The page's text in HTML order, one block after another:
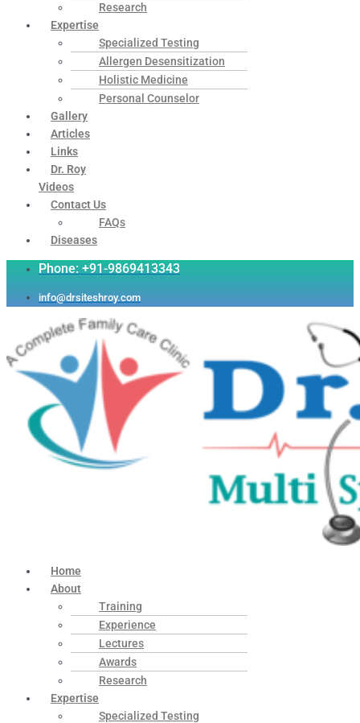
Research
Expertise
Specialized Testing
Allergen Desensitization
Holistic Medicine
Personal Counselor
Gallery
Articles
Links
Dr. Roy
Videos
Contact Us
FAQs
Diseases
Phone: +91-9869413343
info@drsiteshroy.com
Home
About
Training
Experience
Lectures
Awards
Research
Expertise
Specialized Testing